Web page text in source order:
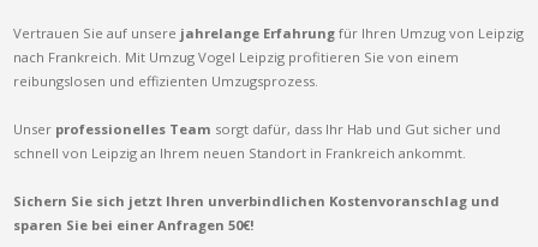
Vertrauen Sie auf unsere jahrelange Erfahrung für Ihren Umzug von Leipzig
nach Frankreich. Mit Umzug Vogel Leipzig profitieren Sie von einem
reibungslosen und effizienten Umzugsprozess.
Unser professionelles Team sorgt dafür, dass Ihr Hab und Gut sicher und
schnell von Leipzig an Ihrem neuen Standort in Frankreich ankommt.
Sichern Sie sich jetzt Ihren unverbindlichen Kostenvoranschlag und
sparen Sie bei einer Anfragen 50€!